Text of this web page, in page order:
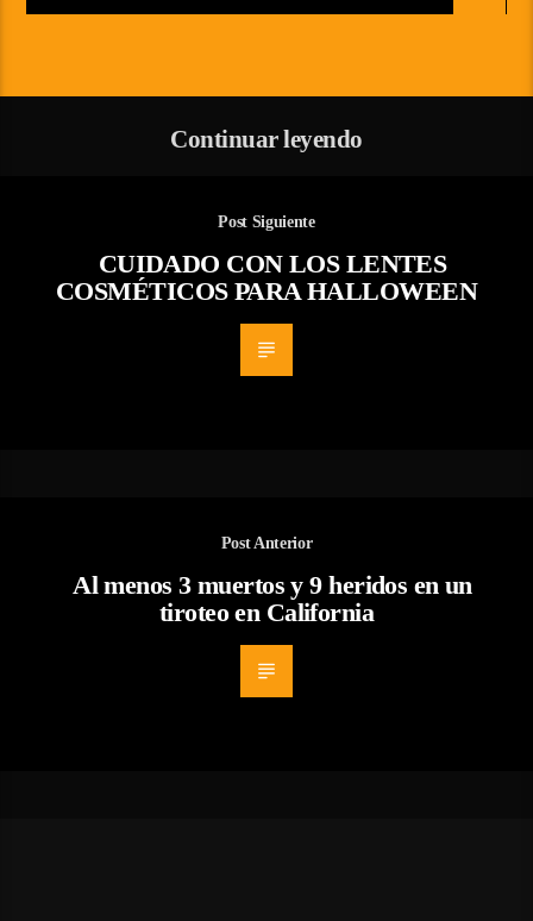
Continuar leyendo
Post Siguiente
CUIDADO CON LOS LENTES
COSMÉTICOS PARA HALLOWEEN
Post Anterior
Al menos 3 muertos y 9 heridos en un
tiroteo en California